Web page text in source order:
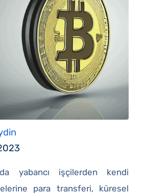
yabancı işçilerden kendi
para transferi, küresel